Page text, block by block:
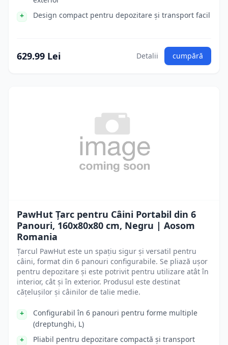
Design compact pentru depozitare și transport facil
629.99 Lei Detalii cumpără
PawHut Țarc pentru Câini Portabil din 6
Panouri, 160x80x80 cm, Negru | Aosom
Romania
Țarcul PawHut este un spațiu sigur și versatil pentru
câini, format din 6 panouri configurabile. Se pliază ușor
pentru depozitare și este potrivit pentru utilizare atât în
interior, cât și în exterior. Produsul este destinat
cățelușilor și câinilor de talie medie.
Configurabil în 6 panouri pentru forme multiple
(dreptunghi, L)
Pliabil pentru depozitare compactă și transport